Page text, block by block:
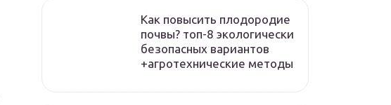
Как повысить плодородие
почвы? топ-8 экологически
безопасных вариантов
+агротехнические методы